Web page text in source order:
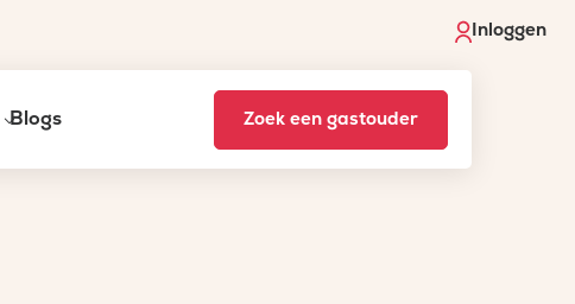
Inloggen
Blogs Zoek een gastouder